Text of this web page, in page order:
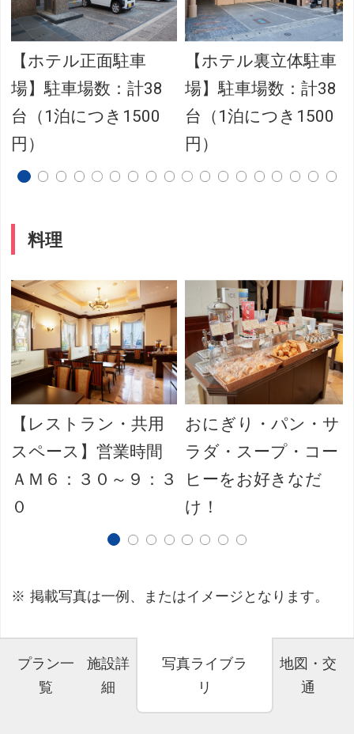
【ホテル正面駐車
場】駐車場数：計38
台（1泊につき1500
円）
【ホテル裏立体駐車
場】駐車場数：計38
台（1泊につき1500
円）
料理
【レストラン・共用
スペース】営業時間
ＡＭ６：３０～９：３
０
おにぎり・パン・サ
ラダ・スープ・コー
ヒーをお好きなだ
け！
掲載写真は一例、またはイメージとなります。
プラン一
覧
施設詳
細
写真ライブラ
リ
地図・交
通